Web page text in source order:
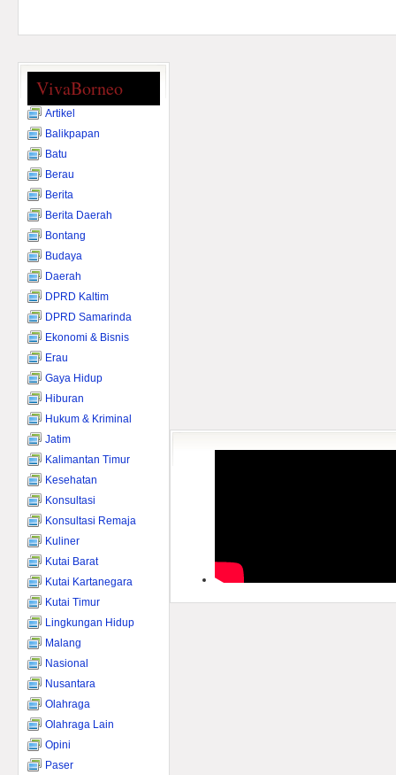
VivaBorneo
Artikel
Balikpapan
Batu
Berau
Berita
Berita Daerah
Bontang
Budaya
Daerah
DPRD Kaltim
DPRD Samarinda
Ekonomi & Bisnis
Erau
Gaya Hidup
Hiburan
Hukum & Kriminal
Jatim
Kalimantan Timur
Kesehatan
Konsultasi
Konsultasi Remaja
Kuliner
Kutai Barat
Kutai Kartanegara
Kutai Timur
Lingkungan Hidup
Malang
Nasional
Nusantara
Olahraga
Olahraga Lain
Opini
Paser